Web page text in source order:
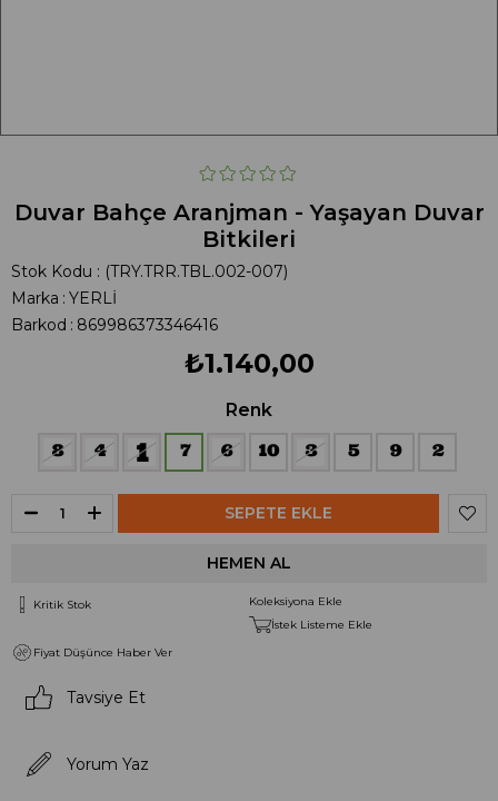
Duvar Bahçe Aranjman - Yaşayan Duvar
Bitkileri
Stok Kodu
(TRY.TRR.TBL.002-007)
Marka : YERLİ
Barkod : 869986373346416
₺1.140,00
Renk
Kritik Stok
Koleksiyona Ekle
İstek Listeme Ekle
Fiyat Düşünce Haber Ver
Tavsiye Et
Yorum Yaz